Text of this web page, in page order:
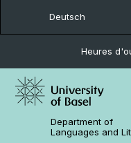
Deutsch
Heures
Department of
Languages and